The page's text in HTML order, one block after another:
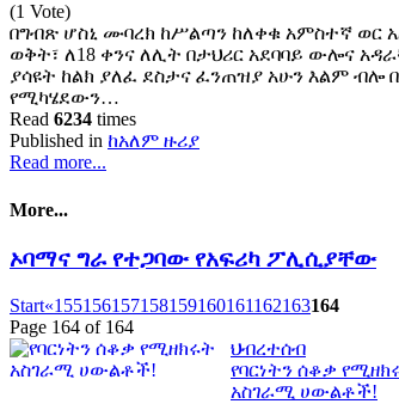
(1 Vote)
በግብጽ ሆስኒ ሙባረክ ከሥልጣን ከለቀቁ አምስተኛ ወር
ወቅት፣ ለ18 ቀንና ለሊት በታህሪር አደባባይ ውሎና
ያሳዩት ከልክ ያለፈ ደስታና ፈንጠዝያ አሁን እልም
የሚካሄደውን…
Read 6234 times
Published in ከአለም ዙሪያ
Read more...
More...
ኦባማና ግራ የተጋባው የአፍሪካ ፖሊሲያቸው
Start«155156157158159160161162163164
Page 164 of 164
ህብረተሰብ
የባርነትን ሰቆቃ
አስገራሚ ሀውልቶች!